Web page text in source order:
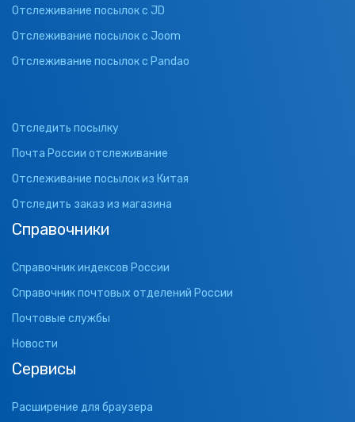
Отслеживание посылок с JD
Отслеживание посылок с Joom
Отслеживание посылок с Pandao
Отследить посылку
Почта России отслеживание
Отслеживание посылок из Китая
Отследить заказ из магазина
Справочники
Справочник индексов России
Справочник почтовых отделений России
Почтовые службы
Новости
Сервисы
Расширение для браузера